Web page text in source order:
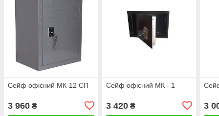
Сейф офісний МК-12 СП
3 960 ₴
Сейф офісний МК - 1
3 420₴ 3